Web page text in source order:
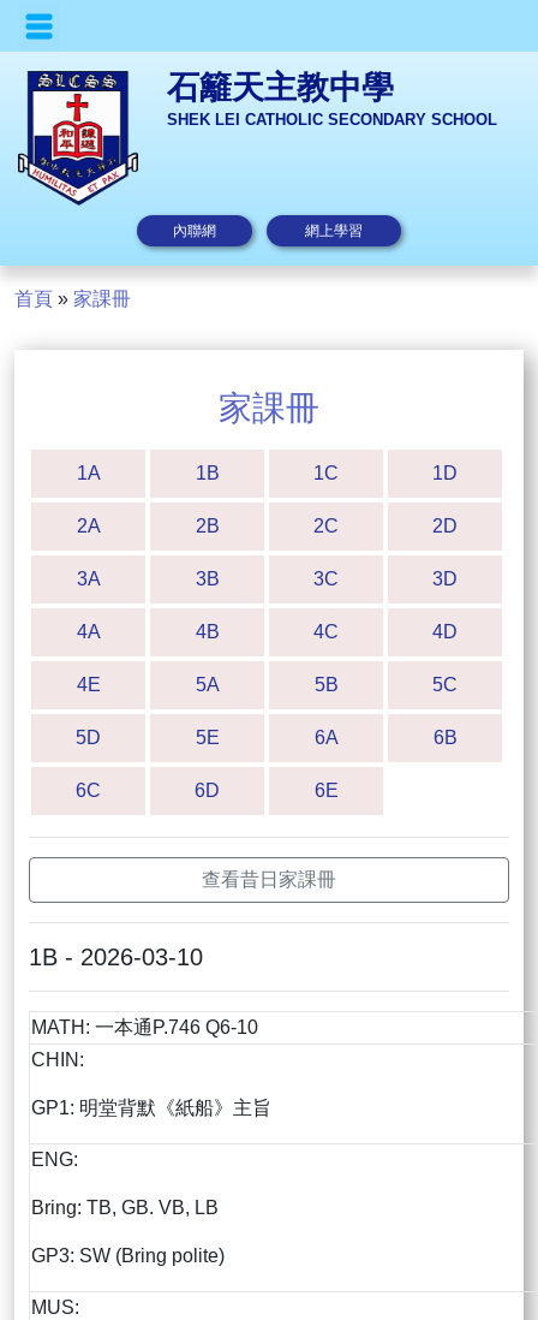
石籬天主教中學
SHEK LEI CATHOLIC SECONDARY SCHOOL
內聯網 網上學習
首頁 » 家課冊
家課冊
1A 1B 1C 1D
2A 2B 2C 2D
3A 3B 3C 3D
4A 4B 4C 4D
4E 5A 5B 5C
5D 5E 6A 6B
6C 6D 6E
查看昔日家課冊
1B - 2026-03-10
MATH: 一本通P.746 Q6-10
CHIN:
GP1: 明堂背默《紙船》主旨
ENG:
Bring: TB, GB. VB, LB
GP3: SW (Bring polite)
MUS: